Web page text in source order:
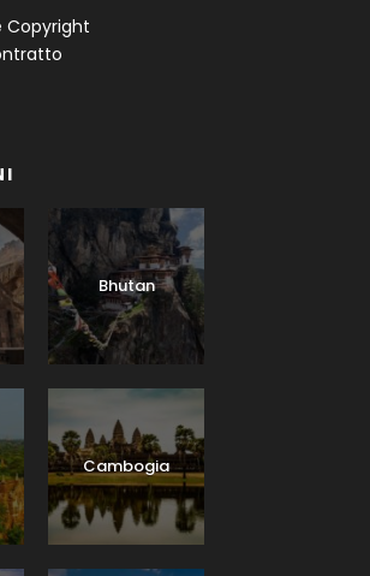
Copyright
Bhutan
Cambogia